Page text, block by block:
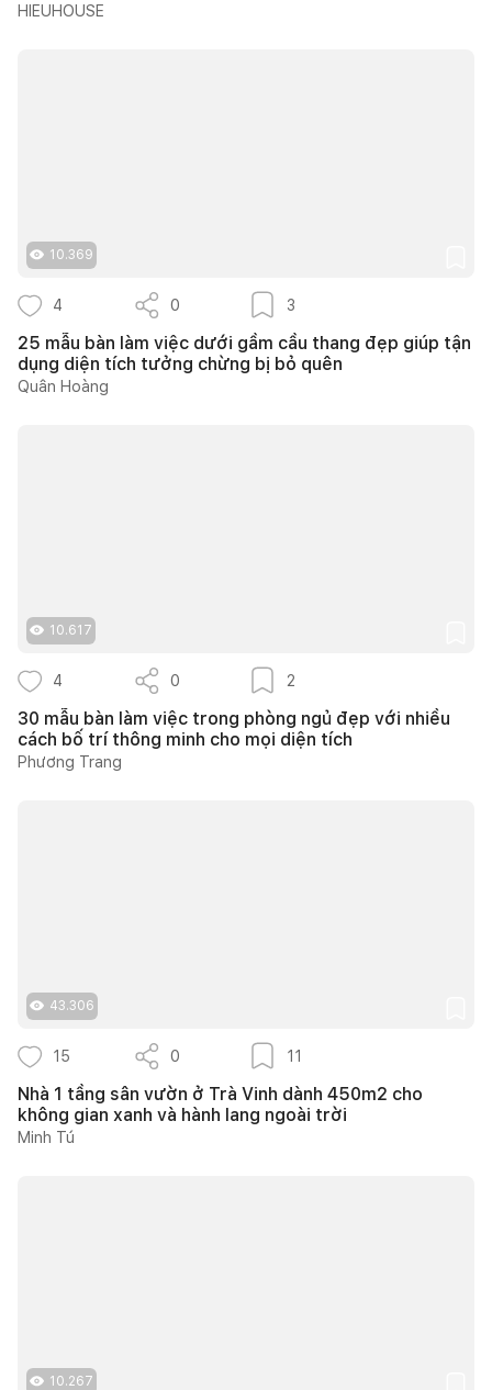
HIEUHOUSE
10.369
4 0 3
25 mẫu bàn làm việc dưới gầm cầu thang đẹp giúp tận
dụng diện tích tưởng chừng bị bỏ quên
Quân Hoàng
10.617
4 0 2
30 mẫu bàn làm việc trong phòng ngủ đẹp với nhiều
cách bố trí thông minh cho mọi diện tích
Phương Trang
43.306
15 0 11
Nhà 1 tầng sân vườn ở Trà Vinh dành 450m2 cho
không gian xanh và hành lang ngoài trời
Minh Tú
10.267